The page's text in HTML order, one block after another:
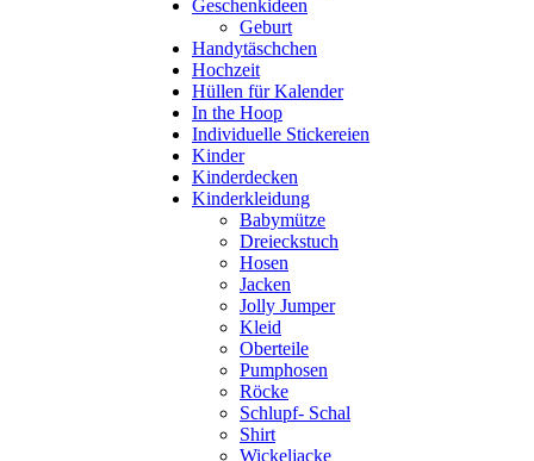
Geschenkideen
Geburt
Handytäschchen
Hochzeit
Hüllen für Kalender
In the Hoop
Individuelle Stickereien
Kinder
Kinderdecken
Kinderkleidung
Babymütze
Dreieckstuch
Hosen
Jacken
Jolly Jumper
Kleid
Oberteile
Pumphosen
Röcke
Schlupf- Schal
Shirt
Wickeljacke